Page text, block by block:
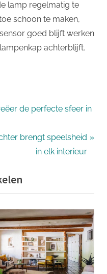
lamp regelmatig te
schoon te maken,
goed blijft werken
achterblijft.
de perfecte sfeer in
brengt speelsheid
in elk interieur